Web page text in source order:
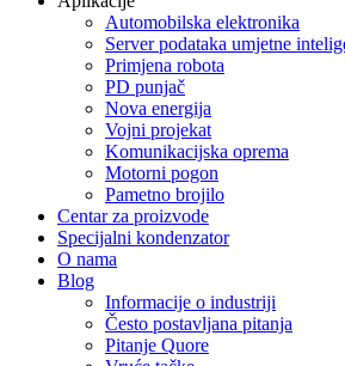
Automobilska elektronika
Server podataka umjetne
Primjena robota
PD punjač
Nova energija
Vojni projekat
Komunikacijska oprema
Motorni pogon
Pametno brojilo
Centar za proizvode
Specijalni kondenzator
O nama
Blog
Informacije o industriji
Često postavljana pitanja
Pitanje Quore